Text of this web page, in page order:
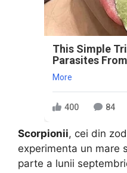
This Simple
Parasites
More
400 84
Scorpionii, cei din
experimenta un mare
parte a lunii